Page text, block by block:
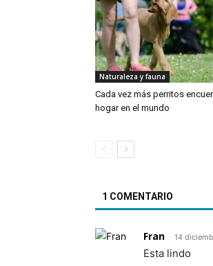
Naturaleza y fauna
Cada vez más perritos
hogar en el mundo
1 COMENTARIO
Fran 14
Esta lindo